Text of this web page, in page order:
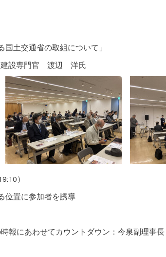
国土交通省の取組について」
建設専門官 渡辺 洋氏
）
位置に参加者を誘導
にあわせてカウントダウン：今泉副理事長